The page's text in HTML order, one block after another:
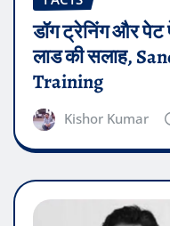
डॉग ट्रेनिंग और
लाड की सलाह,
Training
Kishor Kumar